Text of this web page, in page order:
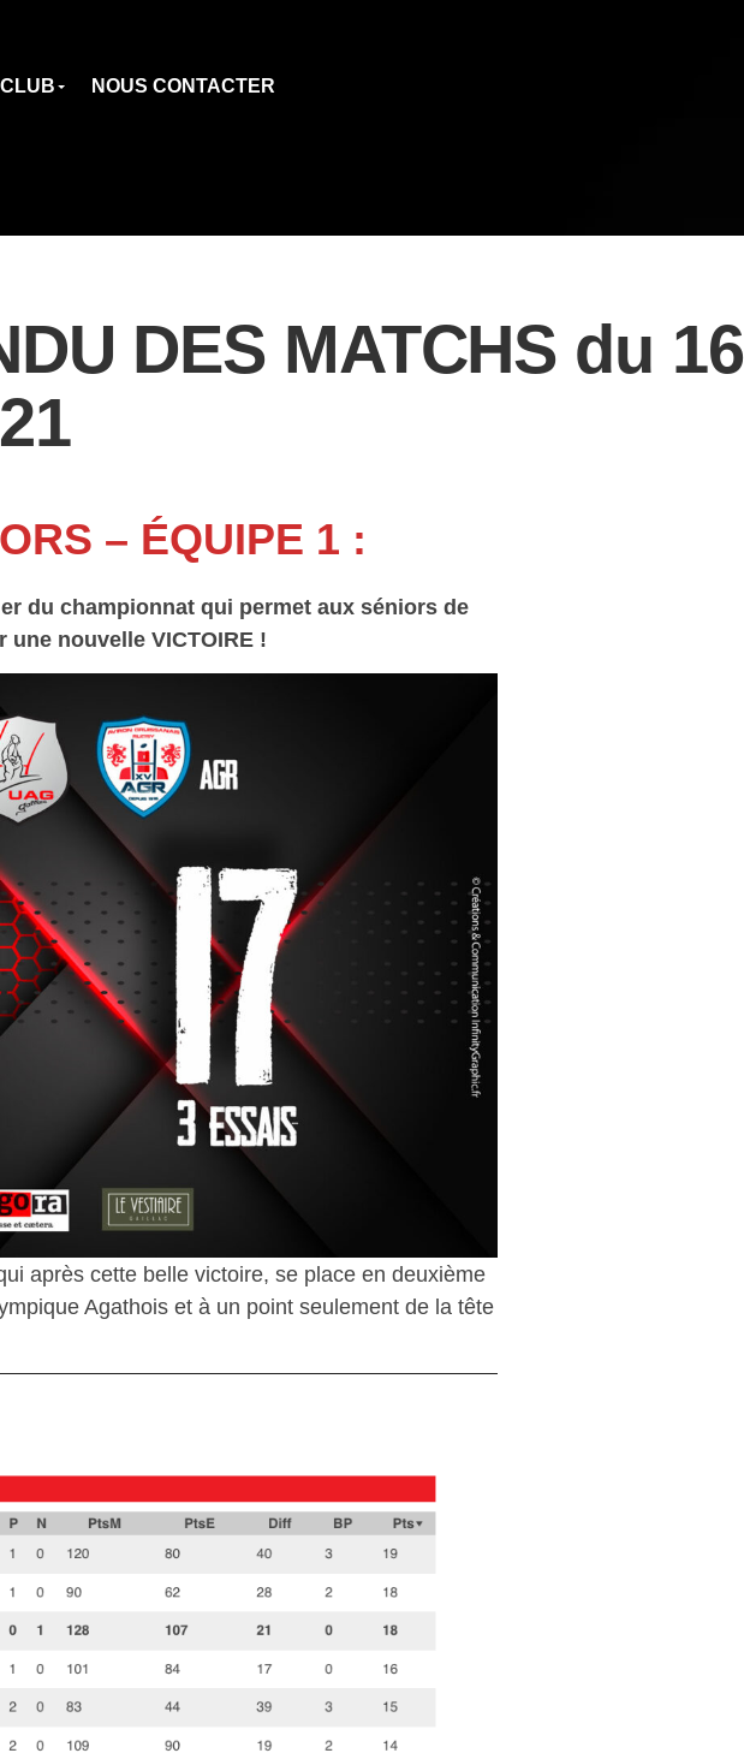
NOUS CONTACTER
DES MATCHS du 16
– ÉQUIPE 1 :
du championnat qui permet aux séniors de
une nouvelle VICTOIRE !
après cette belle victoire, se place en deuxième
Agathois et à un point seulement de la tête